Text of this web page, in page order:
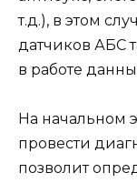
т.д.), в этом
датчиков АБС
в работе
На начальном
провести
позволит